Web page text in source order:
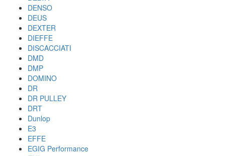
DENSO
DEUS
DEXTER
DIEFFE
DISCACCIATI
DMD
DMP
DOMINO
DR
DR PULLEY
DRT
Dunlop
E3
EFFE
EGIG Performance